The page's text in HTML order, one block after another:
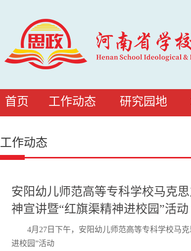
首页 工作动态 研究园地
工作动态
安阳幼儿师范高等专科学校马克
神宣讲暨“红旗渠精神进校园”活动
4月27日下午，安阳幼儿师范高等专科学校马
进校园”活动